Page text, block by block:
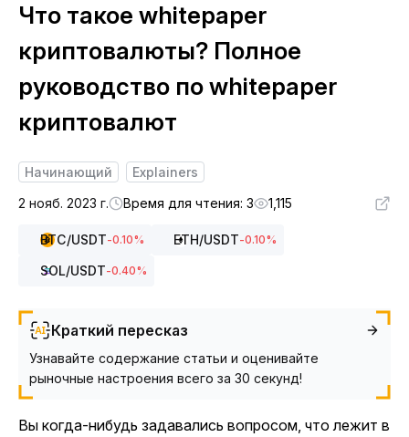
Что такое whitepaper
криптовалюты? Полное
руководство по whitepaper
криптовалют
Начинающий
Explainers
2 нояб. 2023 г.
Время для чтения: 3 1,115
BTC/USDT-0.10% ETH/USDT-0.10%
SOL/USDT-0.40%
Краткий пересказ
Узнавайте содержание статьи и оценивайте
рыночные настроения всего за 30 секунд!
Вы когда-нибудь задавались вопросом, что лежит в